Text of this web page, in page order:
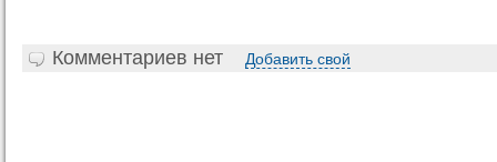
Комментариев нет Добавить свой